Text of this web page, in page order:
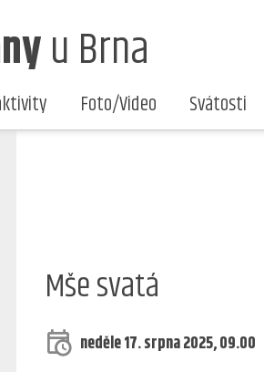
u Brna
Foto/Video Svátosti
Mše svatá
neděle 17. srpna 2025, 09.00